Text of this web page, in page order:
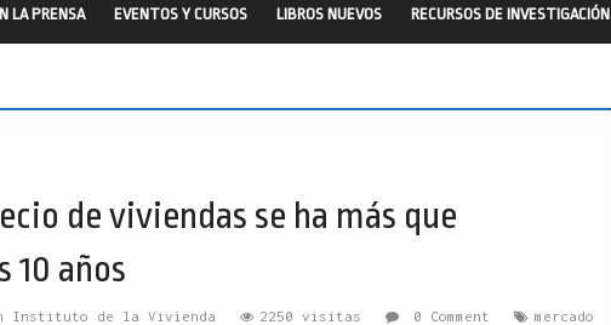
LA PRENSA EVENTOS Y CURSOS LIBROS NUEVOS RECURSOS DE INVESTIGACIÓN
de viviendas se ha más que
10 años
Instituto de la Vivienda 2250 visitas 0 Comment mercado